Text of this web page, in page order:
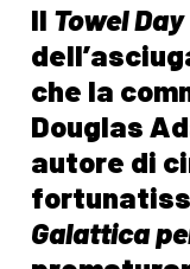
Il Towel Day
che la
Douglas
autore di
Galattica